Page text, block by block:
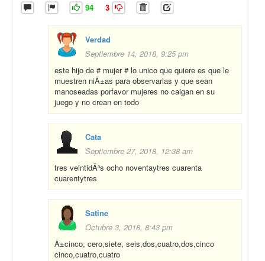
94 3
Verdad
Septiembre 14, 2018, 9:25 pm
este hijo de # mujer # lo unico que quiere es que le
muestren niÃ±as para observarlas y que sean
manoseadas porfavor mujeres no caigan en su
juego y no crean en todo
Cata
Septiembre 27, 2018, 12:38 am
tres veintidÃ³s ocho noventaytres cuarenta
cuarentytres
Satine
Octubre 3, 2018, 8:43 pm
Â±cinco, cero,siete, seis,dos,cuatro,dos,cinco
cinco,cuatro,cuatro